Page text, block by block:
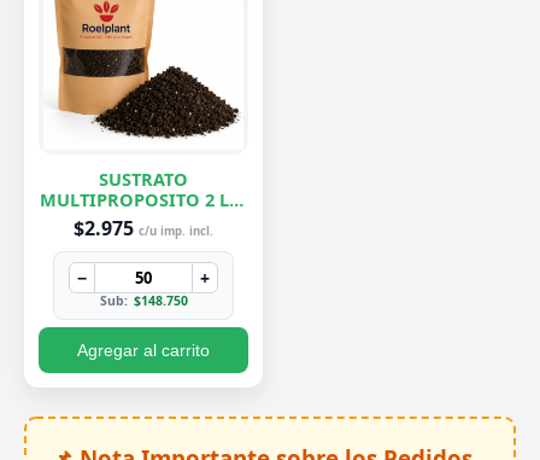
SUSTRATO
MULTIPROPOSITO 2 LTS
ROELPLANT
$2.975 c/u imp. incl.
− +
Sub: $148.750
Agregar al carrito